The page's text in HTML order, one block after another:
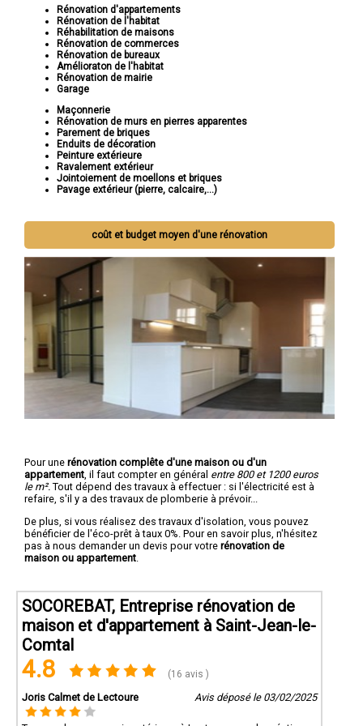
Rénovation d'appartements
Rénovation de l'habitat
Réhabilitation de maisons
Rénovation de commerces
Rénovation de bureaux
Amélioraton de l'habitat
Rénovation de mairie
Garage
Maçonnerie
Rénovation de murs en pierres apparentes
Parement de briques
Enduits de décoration
Peinture extérieure
Ravalement extérieur
Jointoiement de moellons et briques
Pavage extérieur (pierre, calcaire,...)
coût et budget moyen d'une rénovation
Pour une rénovation complête d'une maison ou d'un
appartement , il faut compter en général entre 800 et 1200 euros
le m². Tout dépend des travaux à effectuer : si l'électricité est à
refaire, s'il y a des travaux de plomberie à prévoir...
De plus, si vous réalisez des travaux d'isolation, vous pouvez
bénéficier de l'éco-prêt à taux 0%. Pour en savoir plus, n'hésitez
pas à nous demander un devis pour votre rénovation de
maison ou appartement
SOCOREBAT, Entreprise rénovation de
maison et d'appartement à Saint-Jean-le-
Comtal
4.8 (16 avis )
Joris Calmet de Lectoure Avis déposé le 03/02/2025